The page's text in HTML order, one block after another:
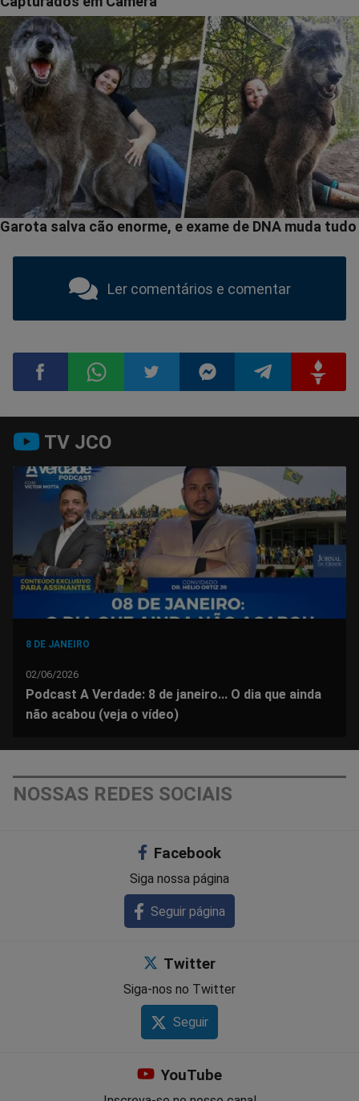
Ler comentários e comentar
Compartilhar
no
Facebook
no
Whatsapp
no
Twitter
no
Messenger
no
Telegram
no
Gettr
TV JCO
8 DE JANEIRO
02/06/2026
Podcast A Verdade: 8 de janeiro... O dia que ainda
não acabou (veja o vídeo)
NOSSAS REDES SOCIAIS
Facebook
Siga nossa página
Seguir página
Twitter
Siga-nos no Twitter
Seguir
YouTube